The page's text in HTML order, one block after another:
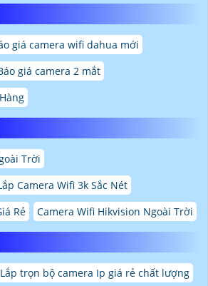
giá camera wifi dahua mới
giá camera 2 mắt
Trời
Camera Wifi 3k Sắc Nét
Rẻ Camera Wifi Hikvision Ngoài Trời
Lắp trọn bộ camera Ip giá rẻ chất lượng